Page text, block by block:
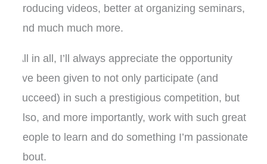
producing videos, better at organizing seminars,
and much much more.
All in all, I’ll always appreciate the opportunity
I’ve been given to not only participate (and
succeed) in such a prestigious competition, but
also, and more importantly, work with such great
people to learn and do something I’m passionate
about.